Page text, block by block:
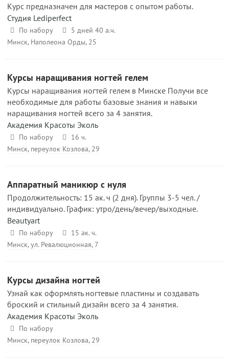
Курс предназначен для мастеров с опытом работы.
Студия Lediperfect
По набору
5 дней 40 а.ч.
Минск, Наполеона Орды, 25
Курсы наращивания ногтей гелем
Курсы наращивания ногтей гелем в Минске Получи все
необходимые для работы базовые знания и навыки
наращивания ногтей всего за 4 занятия.
Академия Красоты Эколь
По набору
16 ч.
Минск, переулок Козлова, 29
Аппаратный маникюр с нуля
Продолжительность: 15 ак. ч (2 дня). Группы 3-5 чел. /
индивидуально. График: утро/день/вечер/выходные.
Beautyart
По набору
15 ак. ч.
Минск, ул. Ревалюционная, 7
Курсы дизайна ногтей
Узнай как оформлять ногтевые пластины и создавать
броский и стильный дизайн всего за 4 занятия.
Академия Красоты Эколь
По набору
Минск, переулок Козлова, 29